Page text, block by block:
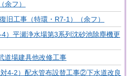
余フ）
旧工事（特環・R7-1）（余フ）
4）平瀬浄水場第3系列沈砂池除塵機更
道場建具他改修工事
4-2）配水管布設替工事②下水道改良